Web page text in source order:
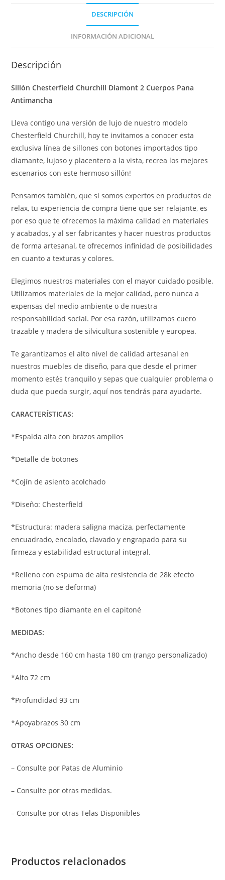
DESCRIPCIÓN
INFORMACIÓN ADICIONAL
Descripción
Sillón Chesterfield Churchill Diamont 2 Cuerpos Pana
Antimancha
Lleva contigo una versión de lujo de nuestro modelo
Chesterfield Churchill, hoy te invitamos a conocer esta
exclusiva línea de sillones con botones importados tipo
diamante, lujoso y placentero a la vista, recrea los mejores
escenarios con este hermoso sillón!
Pensamos también, que si somos expertos en productos de
relax, tu experiencia de compra tiene que ser relajante, es
por eso que te ofrecemos la máxima calidad en materiales
y acabados, y al ser fabricantes y hacer nuestros productos
de forma artesanal, te ofrecemos infinidad de posibilidades
en cuanto a texturas y colores.
Elegimos nuestros materiales con el mayor cuidado posible.
Utilizamos materiales de la mejor calidad, pero nunca a
expensas del medio ambiente o de nuestra
responsabilidad social. Por esa razón, utilizamos cuero
trazable y madera de silvicultura sostenible y europea.
Te garantizamos el alto nivel de calidad artesanal en
nuestros muebles de diseño, para que desde el primer
momento estés tranquilo y sepas que cualquier problema o
duda que pueda surgir, aquí nos tendrás para ayudarte.
CARACTERÍSTICAS:
*Espalda alta con brazos amplios
*Detalle de botones
*Cojín de asiento acolchado
*Diseño: Chesterfield
*Estructura: madera saligna maciza, perfectamente
encuadrado, encolado, clavado y engrapado para su
firmeza y estabilidad estructural integral.
*Relleno con espuma de alta resistencia de 28k efecto
memoria (no se deforma)
*Botones tipo diamante en el capitoné
MEDIDAS:
*Ancho desde 160 cm hasta 180 cm (rango personalizado)
*Alto 72 cm
*Profundidad 93 cm
*Apoyabrazos 30 cm
OTRAS OPCIONES:
– Consulte por Patas de Aluminio
– Consulte por otras medidas.
– Consulte por otras Telas Disponibles
Productos relacionados